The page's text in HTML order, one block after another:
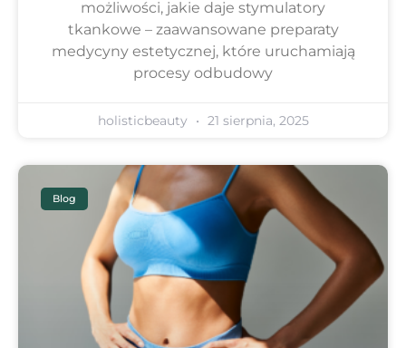
możliwości, jakie daje stymulatory
tkankowe – zaawansowane preparaty
medycyny estetycznej, które uruchamiają
procesy odbudowy
holisticbeauty 21 sierpnia, 2025
Blog